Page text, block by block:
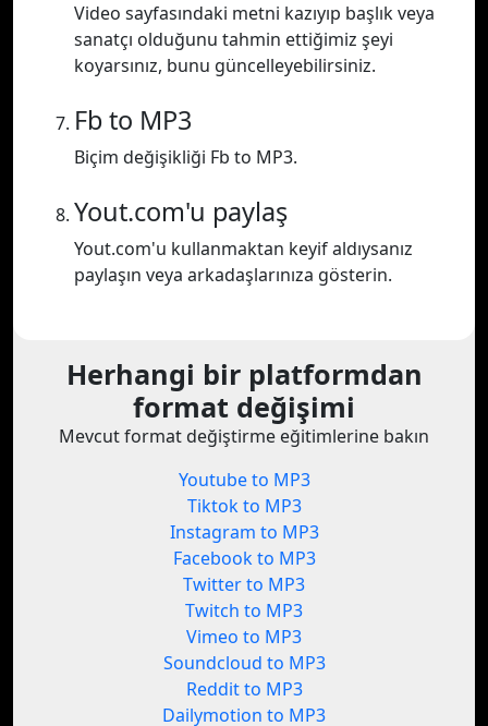
Video sayfasındaki metni kazıyıp başlık veya
sanatçı olduğunu tahmin ettiğimiz şeyi
koyarsınız, bunu güncelleyebilirsiniz.
Fb to MP3
Biçim değişikliği Fb to MP3.
Yout.com'u paylaş
Yout.com'u kullanmaktan keyif aldıysanız
paylaşın veya arkadaşlarınıza gösterin.
Herhangi bir platformdan
format değişimi
Mevcut format değiştirme eğitimlerine bakın
Youtube to MP3
Tiktok to MP3
Instagram to MP3
Facebook to MP3
Twitter to MP3
Twitch to MP3
Vimeo to MP3
Soundcloud to MP3
Reddit to MP3
Dailymotion to MP3